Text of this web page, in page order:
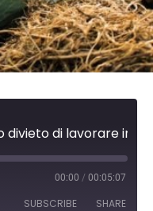
00:00 / 00:05:07
SUBSCRIBE SHARE